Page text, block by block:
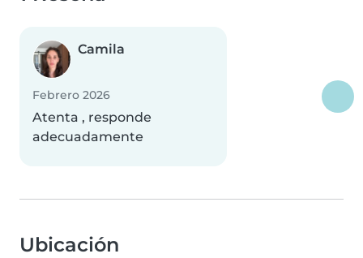
Camila
Febrero 2026
Atenta , responde
adecuadamente
Ubicación